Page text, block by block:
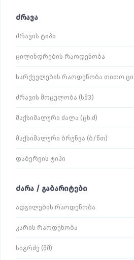
ძრავა
ძრავის ტიპი
ცილინდრების რაოდენობა
სარქველების რაოდენობა თითო
ძრავის მოცულობა (სმ3)
მაქსიმალური ძალა (ცხ.ძ)
მაქსიმალური ბრუნვა (ბ/წთ)
დაბერვის ტიპი
ძარა / გაბარიტები
ადგილების რაოდენობა
კარის რაოდენობა
სიგრძე (მმ)